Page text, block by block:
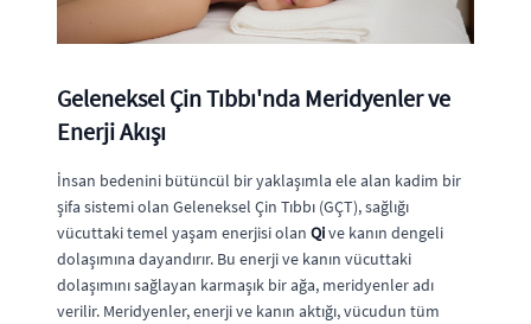
Geleneksel Çin Tıbbı'nda Meridyenler ve
Enerji Akışı
İnsan bedenini bütüncül bir yaklaşımla ele alan kadim bir
şifa sistemi olan Geleneksel Çin Tıbbı (GÇT), sağlığı
vücuttaki temel yaşam enerjisi olan Qive kanın dengeli
dolaşımına dayandırır. Bu enerji ve kanın vücuttaki
dolaşımını sağlayan karmaşık bir ağa, meridyenler adı
verilir. Meridyenler, enerji ve kanın aktığı, vücudun tüm